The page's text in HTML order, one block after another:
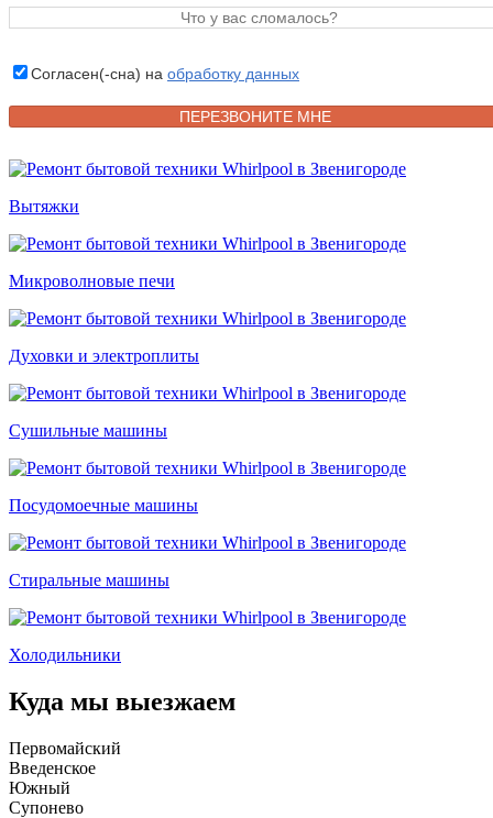
Согласен(-сна) на обработку данных
Вытяжки
Микроволновые печи
Духовки и электроплиты
Сушильные машины
Посудомоечные машины
Стиральные машины
Холодильники
Куда мы выезжаем
Первомайский
Введенское
Южный
Супонево